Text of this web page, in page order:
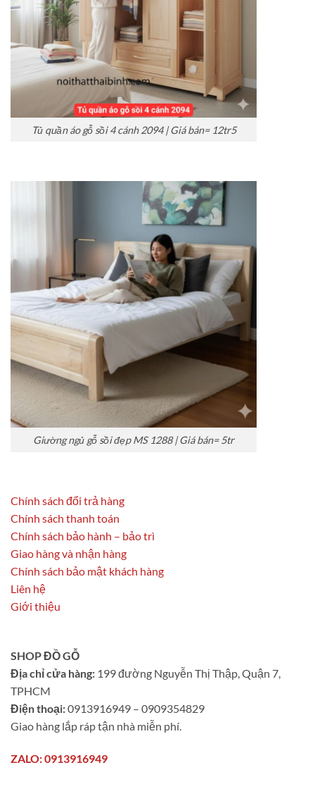
Tủ quần áo gỗ sồi 4 cánh 2094 | Giá bán= 12tr5
Giường ngủ gỗ sồi đẹp MS 1288 | Giá bán= 5tr
Chính sách đổi trả hàng
Chính sách thanh toán
Chính sách bảo hành – bảo trì
Giao hàng và nhận hàng
Chính sách bảo mật khách hàng
Liên hệ
Giới thiệu
SHOP ĐỒ GỖ
Địa chỉ cửa hàng: 199 đường Nguyễn Thị Thập, Quận 7,
TPHCM
Điện thoại:0913916949 – 0909354829
Giao hàng lắp ráp tận nhà miễn phí.
ZALO: 0913916949